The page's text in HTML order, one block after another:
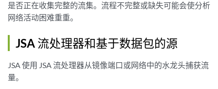
是否正在收集完整的流集。流程不完整或缺失可能会使分析
网络活动困难重重。
JSA 流处理器和基于数据包的源
JSA使用 JSA 流处理器从镜像端口或网络中的水龙头捕获流
量。